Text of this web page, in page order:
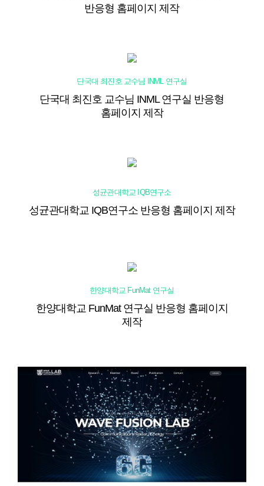
반응형 홈페이지 제작
단국대 최진호 교수님 INML 연구실
단국대 최진호 교수님 INML 연구실 반응형
홈페이지 제작
성균관대학교 IQB연구소
성균관대학교 IQB연구소 반응형 홈페이지 제작
한양대학교 FunMat 연구실
한양대학교 FunMat 연구실 반응형 홈페이지
제작